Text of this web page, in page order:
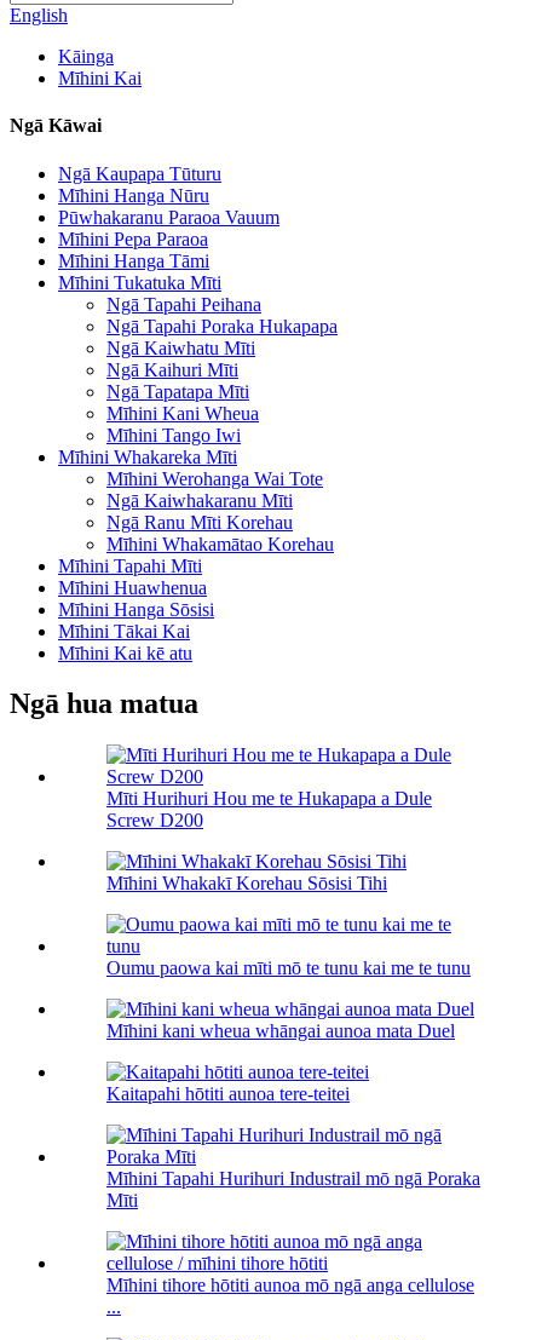
English
Kāinga
Mīhini Kai
Ngā Kāwai
Ngā Kaupapa Tūturu
Mīhini Hanga Nūru
Pūwhakaranu Paraoa Vauum
Mīhini Pepa Paraoa
Mīhini Hanga Tāmi
Mīhini Tukatuka Mīti
Ngā Tapahi Peihana
Ngā Tapahi Poraka Hukapapa
Ngā Kaiwhatu Mīti
Ngā Kaihuri Mīti
Ngā Tapatapa Mīti
Mīhini Kani Wheua
Mīhini Tango Iwi
Mīhini Whakareka Mīti
Mīhini Werohanga Wai Tote
Ngā Kaiwhakaranu Mīti
Ngā Ranu Mīti Korehau
Mīhini Whakamātao Korehau
Mīhini Tapahi Mīti
Mīhini Huawhenua
Mīhini Hanga Sōsisi
Mīhini Tākai Kai
Mīhini Kai kē atu
Ngā hua matua
Mīti Hurihuri Hou me te Hukapapa a Dule
Screw D200
Mīhini Whakakī Korehau Sōsisi Tihi
Oumu paowa kai mīti mō te tunu kai me te tunu
Mīhini kani wheua whāngai aunoa mata Duel
Kaitapahi hōtiti aunoa tere-teitei
Mīhini Tapahi Hurihuri Industrail mō ngā Poraka
Mīti
Mīhini tihore hōtiti aunoa mō ngā anga cellulose
...